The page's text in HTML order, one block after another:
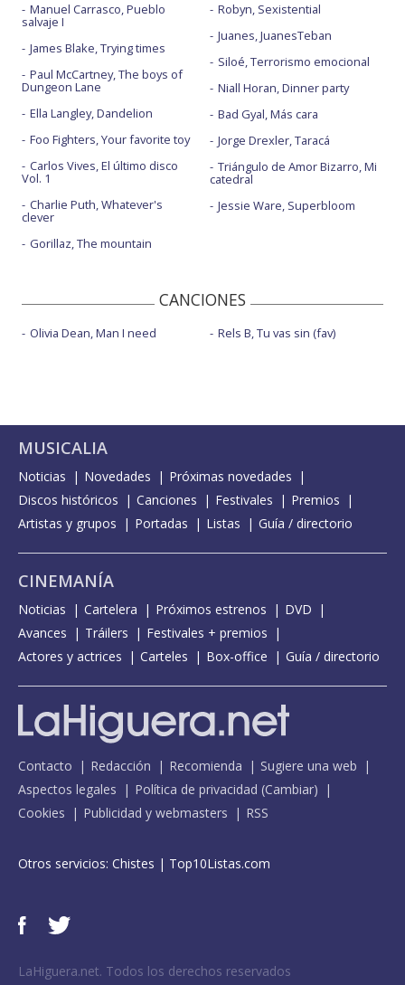
Manuel Carrasco, Pueblo
salvaje I
James Blake, Trying times
Paul McCartney, The boys of
Dungeon Lane
Ella Langley, Dandelion
Foo Fighters, Your favorite toy
Carlos Vives, El último disco
Vol. 1
Charlie Puth, Whatever's
clever
Gorillaz, The mountain
Robyn, Sexistential
Juanes, JuanesTeban
Siloé, Terrorismo emocional
Niall Horan, Dinner party
Bad Gyal, Más cara
Jorge Drexler, Taracá
Triángulo de Amor Bizarro, Mi
catedral
Jessie Ware, Superbloom
CANCIONES
Olivia Dean, Man I need Rels B, Tu vas sin (fav)
MUSICALIA
Noticias Novedades
Próximas novedades
Discos históricos
Canciones Festivales
Premios
Artistas y grupos
Portadas Listas Guía / directorio
CINEMANÍA
Noticias Cartelera Próximos estrenos
DVD
Avances
Tráilers
Festivales + premios
Actores y actrices
Carteles Box-office Guía / directorio
Contacto Redacción Recomienda
Sugiere una web
Aspectos legales
Política de privacidad (Cambiar)
Cookies
Publicidad y webmasters RSS
Otros servicios: Chistes | Top10Listas.com
LaHiguera.net. Todos los derechos reservados